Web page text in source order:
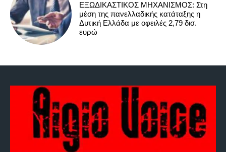
ΕΞΩΔΙΚΑΣΤΙΚΟΣ ΜΗΧΑΝΙΣΜΟΣ: Στη
μέση της πανελλαδικής κατάταξης η
Δυτική Ελλάδα με οφειλές 2,79 δισ.
ευρώ